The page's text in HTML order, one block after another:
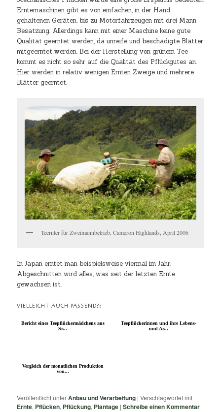
Erntemaschinen gibt es von einfachen, in der Hand
gehaltenen Geräten, bis zu Motorfahrzeugen mit drei Mann
Besatzung. Allerdings kann mit einer Maschine keine gute
Qualität geerntet werden, da unreife und beschädigte Blätter
mitgeerntet werden. Bei der Herstellung von grünem Tee
kommt es nicht so sehr auf die Qualität des Pflückgutes an.
Hier werden in relativ wenigen Ernten Zweige und mehrere
Blätter geerntet.
Teernter für Zweimannbetrieb, Cameron Highlands, April 2006
In Japan erntet man beispielsweise viermal im Jahr.
Abgeschnitten wird alles, was seit der letzten Ernte
gewachsen ist.
VIELLEICHT AUCH PASSEND?:
Bericht eines Teepflückermädchens aus
Sr...
Teepflückerinnen und ihre Lebens-
und Ar...
Vergleich der monatlichen Produktion
von...
Veröffentlicht unterAnbau und Verarbeitung |Verschlagwortet mit
Ernte, Pflücken, Pflückung, Plantage |Schreibe einen Kommentar